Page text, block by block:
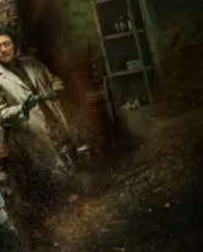
Hunters